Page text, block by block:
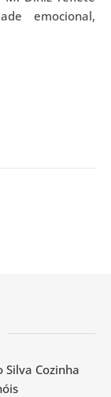
emocional,
Cozinha